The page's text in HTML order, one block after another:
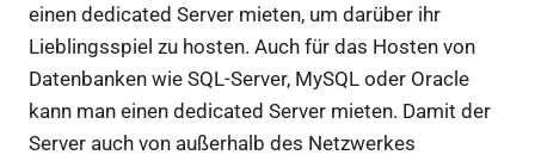
einen dedicated Server mieten, um darüber ihr
Lieblingsspiel zu hosten. Auch für das Hosten von
Datenbanken wie SQL-Server, MySQL oder Oracle
kann man einen dedicated Server mieten. Damit der
Server auch von außerhalb des Netzwerkes